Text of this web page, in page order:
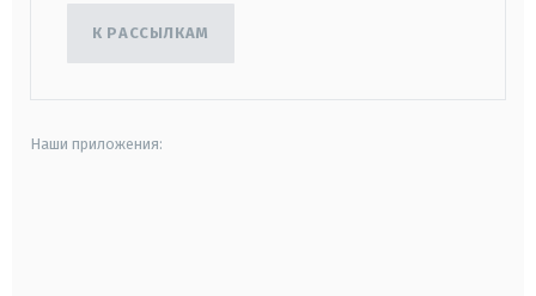
К РАССЫЛКАМ
Наши приложения: